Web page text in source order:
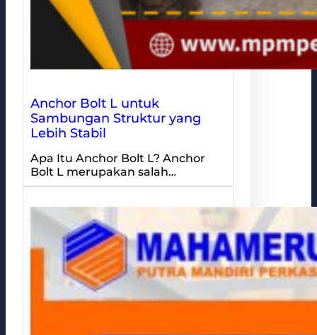
Anchor Bolt L untuk
Sambungan Struktur yang
Lebih Stabil
Apa Itu Anchor Bolt L? Anchor
Bolt L merupakan salah…